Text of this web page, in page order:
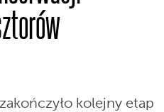
kolejny etap